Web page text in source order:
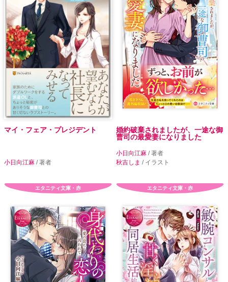
マイ・フェア・プレジデント
小日向江麻 / 著者
婚約破棄されましたが、一途な御
曹司の最愛妻になりました
小日向江麻 / 著者
秋吉しま / イラスト
エタニティ文庫・赤 エタニティ文庫・赤